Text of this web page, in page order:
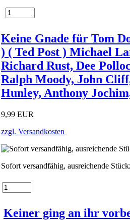
Keine Gnade für Tom
) ( Ted Post ) Michael
Richard Rust, Dee
Ralph Moody, John
Hunley, Anthony
9,99 EUR
zzgl. Versandkosten
Sofort versandfähig, ausreichende
Keiner ging an ihr